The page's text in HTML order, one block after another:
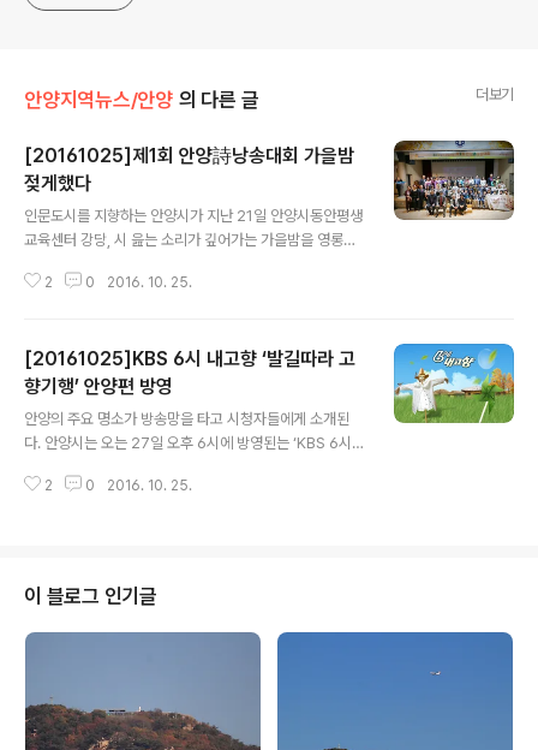
안양지역뉴스/안양 의 다른 글 더보기
[20161025]제1회 안양詩낭송대회 가을밤
젖게했다
인문도시를 지향하는 안양시가 지난 21일 안양시동안평생
교육센터 강당, 시 읊는 소리가 깊어가는 가을밤을 영롱함
면 좋은 사람’이란 시를 낭독하는 것으로 막이 오른 안양詩
소리로 낭독하며 경쟁을 펼쳤다. 서정춘 시인을 포함한 4
명의 심사위원진이 모두 16명의 수상자를 선정한 가운데
초등부에서는 권대웅 시인이 지은‘햇빛이 말을 걸다’를 낭
독한 안일초 6학년 김수인 양(6년)에게 돌아갔다. 금상은
윤동재 시인의‘영이의 비닐우산’을 읽어내려간 같은 학교
신유리 양(6년)이 차지했다. 은상에는 신기초 성정현(5년)·
2 0 2016. 10. 25.
[20161025]KBS 6시 내고향 ‘발길따라 고
향기행’ 안양편 방영
안양의 주요 명소가 방송망을 타고 시청자들에게 소개된
다. 안양시는 오는 27일 오후 6시에 방영된는 ‘KBS 6시
명소가 소개된다고 밝혔다. 생방송으로 진행될 이번 ‘KBS
구에 선정된 ‘삼막마을’과 관악산자락의 고찰인 ‘망해암’도
전파를 탄다. 또한 지난 22일 개최됐던 안양시민 대화합의
한마당인 ‘안양시민체육대회’의 이모저모도 이 프로를 통
KBS 간판프로중 하나..
2 0 2016. 10. 25.
이 블로그 인기글